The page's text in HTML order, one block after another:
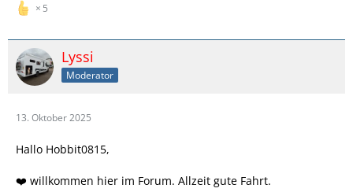
5
Lyssi
Moderator
13. Oktober 2025
Hallo Hobbit0815,
❤️ willkommen hier im Forum. Allzeit gute Fahrt.